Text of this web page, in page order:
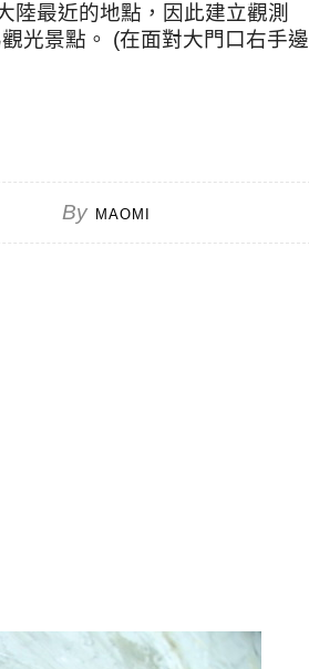
陸最近的地點，因此建立觀測
光景點。 (在面對大門口右手邊
By MAOMI